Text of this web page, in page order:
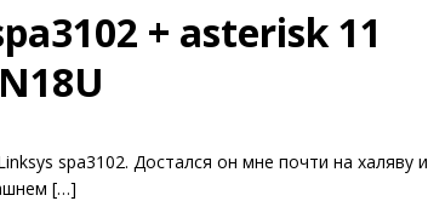
+ asterisk 11
spa3102. Достался он мне почти на халяву и
[…]